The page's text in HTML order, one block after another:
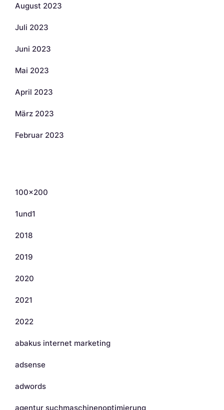
August 2023
Juli 2023
Juni 2023
Mai 2023
April 2023
März 2023
Februar 2023
100×200
1und1
2018
2019
2020
2021
2022
abakus internet marketing
adsense
adwords
agentur suchmaschinenoptimierung